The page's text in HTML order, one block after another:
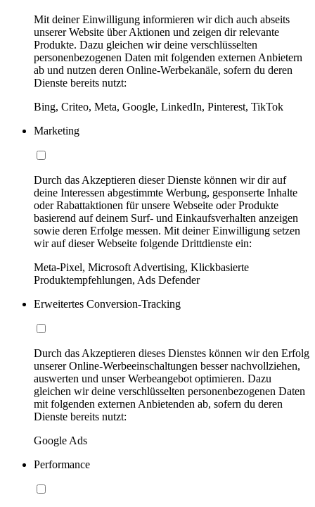
Mit deiner Einwilligung informieren wir dich auch abseits
unserer Website über Aktionen und zeigen dir relevante
Produkte. Dazu gleichen wir deine verschlüsselten
personenbezogenen Daten mit folgenden externen Anbietern
ab und nutzen deren Online-Werbekanäle, sofern du deren
Dienste bereits nutzt:
Bing, Criteo, Meta, Google, LinkedIn, Pinterest, TikTok
Marketing
Durch das Akzeptieren dieser Dienste können wir dir auf
deine Interessen abgestimmte Werbung, gesponserte Inhalte
oder Rabattaktionen für unsere Webseite oder Produkte
basierend auf deinem Surf- und Einkaufsverhalten anzeigen
sowie deren Erfolge messen. Mit deiner Einwilligung setzen
wir auf dieser Webseite folgende Drittdienste ein:
Meta-Pixel, Microsoft Advertising, Klickbasierte
Produktempfehlungen, Ads Defender
Erweitertes Conversion-Tracking
Durch das Akzeptieren dieses Dienstes können wir den Erfolg
unserer Online-Werbeeinschaltungen besser nachvollziehen,
auswerten und unser Werbeangebot optimieren. Dazu
gleichen wir deine verschlüsselten personenbezogenen Daten
mit folgenden externen Anbietenden ab, sofern du deren
Dienste bereits nutzt:
Google Ads
Performance